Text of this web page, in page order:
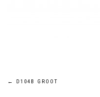
Post
← D104B GROOT